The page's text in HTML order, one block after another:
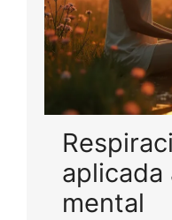
aplicada
mental